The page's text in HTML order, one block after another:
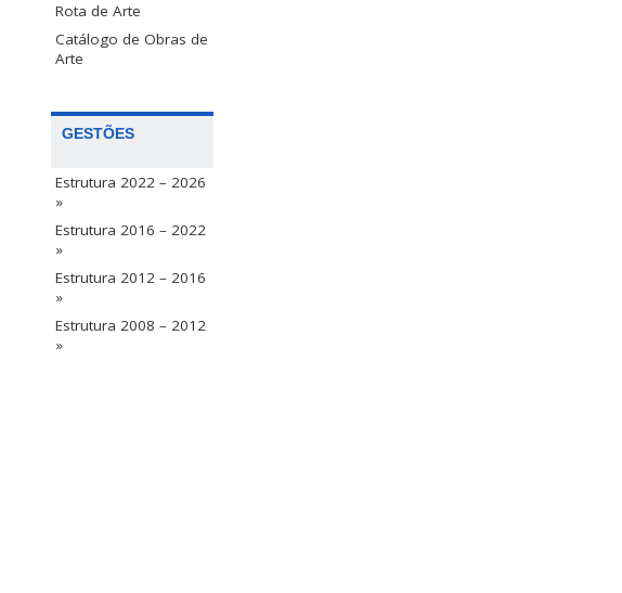
Rota de Arte
Catálogo de Obras de
Arte
GESTÕES
Estrutura 2022 – 2026
»
Estrutura 2016 – 2022
»
Estrutura 2012 – 2016
»
Estrutura 2008 – 2012
»